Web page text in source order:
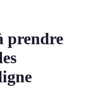
prendre